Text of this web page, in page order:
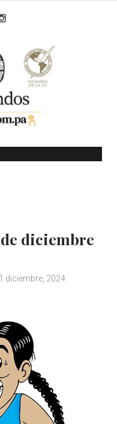
diciembre
diciembre, 2024